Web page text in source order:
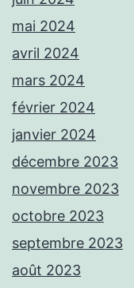
mai 2024
avril 2024
mars 2024
février 2024
janvier 2024
décembre 2023
novembre 2023
octobre 2023
septembre 2023
août 2023